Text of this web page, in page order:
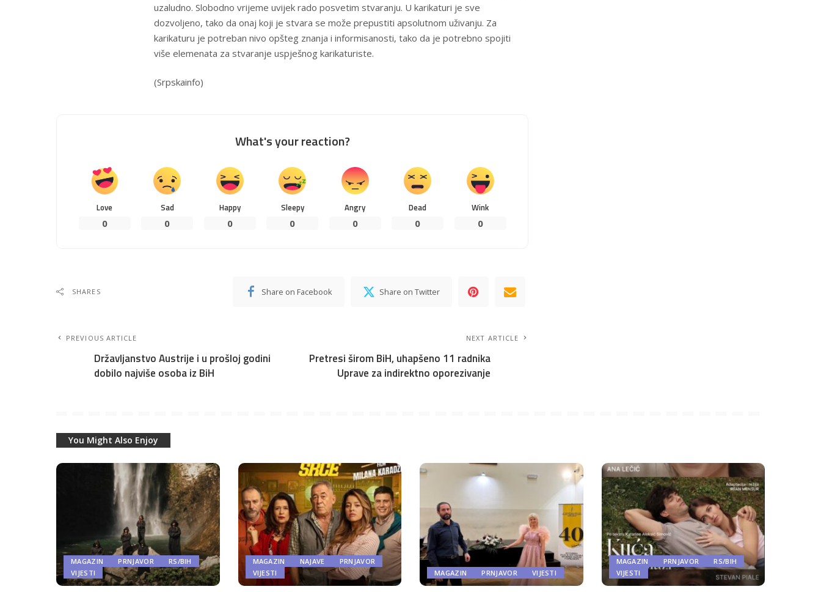
uzaludno. Slobodno vrijeme uvijek rado posvetim stvaranju. U karikaturi je sve
dozvoljeno, tako da onaj koji je stvara se može prepustiti apsolutnom uživanju. Za
karikaturu je potreban nivo opšteg znanja i informisanosti, tako da je potrebno spojiti
više elemenata za stvaranje uspješnog karikaturiste.
(Srpskainfo)
What's your reaction?
Love
0
Sad
0
Happy
0
Sleepy
0
Angry
0
Dead
0
Wink
0
SHARES Share on Facebook Share on Twitter
PREVIOUS ARTICLE
Državljanstvo Austrije i u prošloj godini
dobilo najviše osoba iz BiH
NEXT ARTICLE
Pretresi širom BiH, uhapšeno 11 radnika
Uprave za indirektno oporezivanje
You Might Also Enjoy
MAGAZIN PRNJAVOR
RS/BIH
VIJESTI
MAGAZIN NAJAVE
PRNJAVOR
VIJESTI
MAGAZIN PRNJAVOR VIJESTI
MAGAZIN PRNJAVOR
RS/BIH
VIJESTI